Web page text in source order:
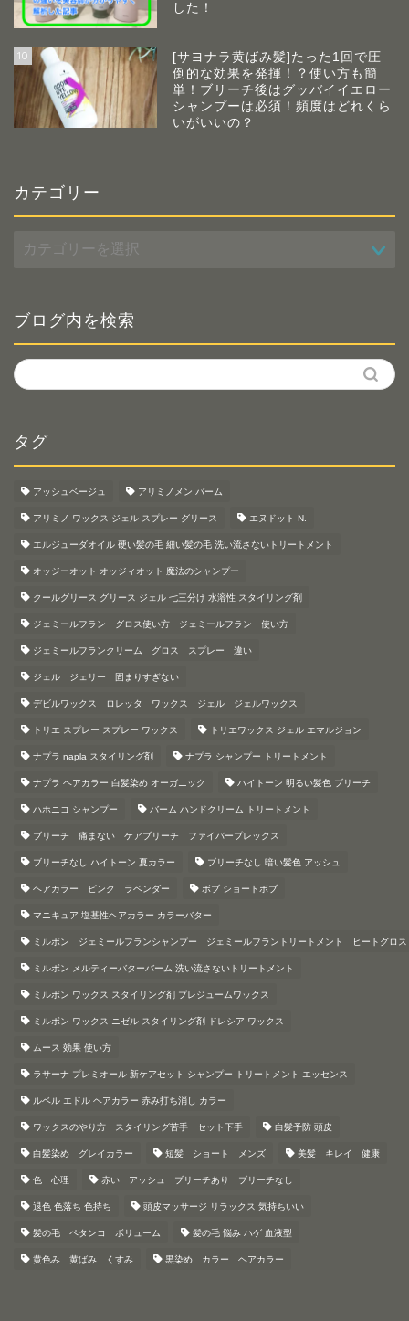
した！
10
[サヨナラ黄ばみ髪]たった1回で圧
倒的な効果を発揮！？使い方も簡
単！ブリーチ後はグッバイイエロー
シャンプーは必須！頻度はどれくら
いがいいの？
カテゴリー
テ
ー
ブログ内を検索
タグ
アッシュベージュ アリミノメン バーム
アリミノ ワックス ジェル スプレー グリース エヌドット N.
エルジューダオイル 硬い髪の毛 細い髪の毛 洗い流さないトリートメント
オッジーオット オッジィオット 魔法のシャンプー
クールグリース グリース ジェル 七三分け 水溶性 スタイリング剤
ジェミールフラン グロス使い方 ジェミールフラン 使い方
ジェミールフランクリーム グロス スプレー 違い
ジェル ジェリー 固まりすぎない
デビルワックス ロレッタ ワックス ジェル ジェルワックス
トリエ スプレー スプレー ワックス トリエワックス ジェル エマルジョン
ナプラ napla スタイリング剤 ナプラ シャンプー トリートメント
ナプラ ヘアカラー 白髪染め オーガニック ハイトーン 明るい髪色 ブリーチ
ハホニコ シャンプー バーム ハンドクリーム トリートメント
ブリーチ 痛まない ケアブリーチ ファイバープレックス
ブリーチなし ハイトーン 夏カラー ブリーチなし 暗い髪色 アッシュ
ヘアカラー ピンク ラベンダー ボブ ショートボブ
マニキュア 塩基性ヘアカラー カラーバター
ミルボン ジェミールフランシャンプー ジェミールフラントリートメント ヒートグロス
ミルボン メルティーバターバーム 洗い流さないトリートメント
ミルボン ワックス スタイリング剤 プレジュームワックス
ミルボン ワックス ニゼル スタイリング剤 ドレシア ワックス
ムース 効果 使い方
ラサーナ プレミオール 新ケアセット シャンプー トリートメント エッセンス
ルベル エドル ヘアカラー 赤み打ち消し カラー
ワックスのやり方 スタイリング苦手 セット下手 白髪予防 頭皮
白髪染め グレイカラー 短髪 ショート メンズ 美髪 キレイ 健康
色 心理 赤い アッシュ ブリーチあり ブリーチなし
退色 色落ち 色持ち 頭皮マッサージ リラックス 気持ちいい
髪の毛 ペタンコ ボリューム 髪の毛 悩み ハゲ 血液型
黄色み 黄ばみ くすみ 黒染め カラー ヘアカラー